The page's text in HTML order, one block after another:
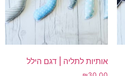
אותיות לתליה | דגם הילל